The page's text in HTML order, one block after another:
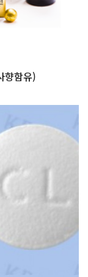
향함유)